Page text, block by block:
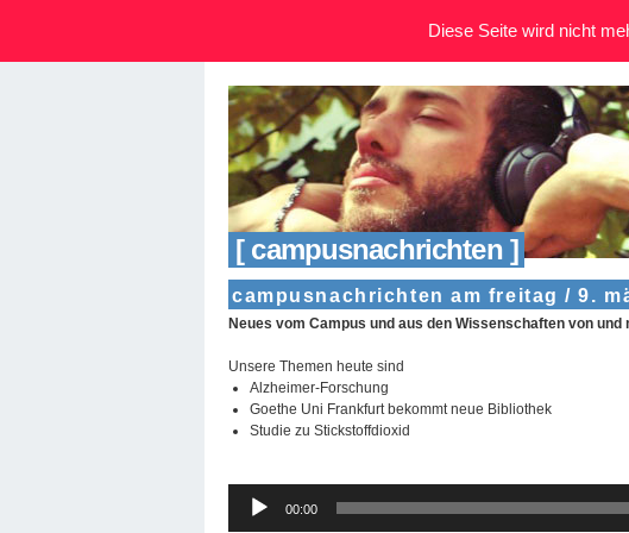
[ campusnachrichten ]
campusnachrichten am freitag / 9.
Neues vom Campus und aus den Wissenschaften von und
Unsere Themen heute sind
Alzheimer-Forschung
Goethe Uni Frankfurt bekommt neue Bibliothek
Studie zu Stickstoffdioxid
Audio-
Player
00:00
Diese Seite wird nicht